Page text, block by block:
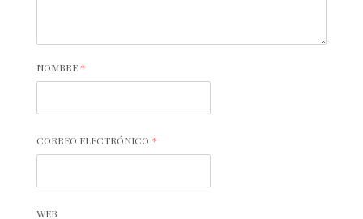
NOMBRE *
CORREO ELECTRÓNICO *
WEB